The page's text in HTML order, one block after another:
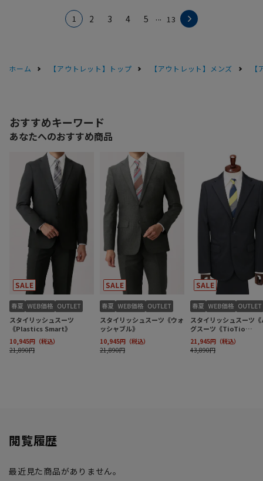
1 2 3 4 5 ... 13
ホーム 【アウトレット】トップ 【アウトレット】メンズ
閲覧履歴
最近見た商品がありません。